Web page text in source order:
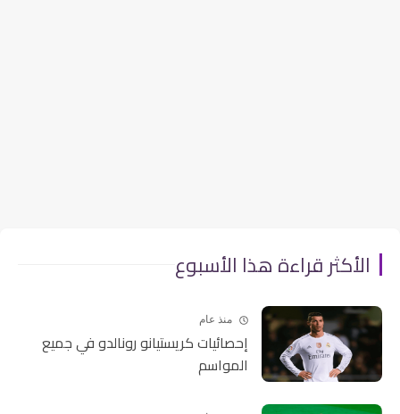
الأكثر قراءة هذا الأسبوع
منذ عام
إحصائيات كريستيانو رونالدو في جميع
المواسم